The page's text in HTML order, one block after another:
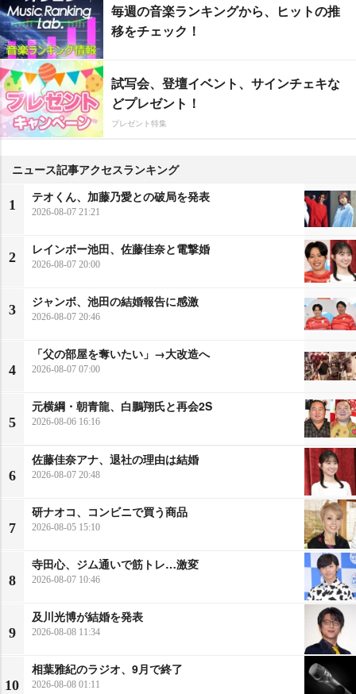
毎週の音楽ランキングから、ヒットの推
移をチェック！
試写会、登壇イベント、サインチェキな
どプレゼント！
プレゼント特集
ニュース記事アクセスランキング
1
テオくん、加藤乃愛との破局を発表
2026-08-07 21:21
2
レインボー池田、佐藤佳奈と電撃婚
2026-08-07 20:00
3
ジャンボ、池田の結婚報告に感激
2026-08-07 20:46
4
「父の部屋を奪いたい」→大改造へ
2026-08-07 07:00
5
元横綱・朝青龍、白鵬翔氏と再会2S
2026-08-06 16:16
6
佐藤佳奈アナ、退社の理由は結婚
2026-08-07 20:48
7
研ナオコ、コンビニで買う商品
2026-08-05 15:10
8
寺田心、ジム通いで筋トレ…激変
2026-08-07 10:46
9
及川光博が結婚を発表
2026-08-08 11:34
10
相葉雅紀のラジオ、9月で終了
2026-08-08 01:11